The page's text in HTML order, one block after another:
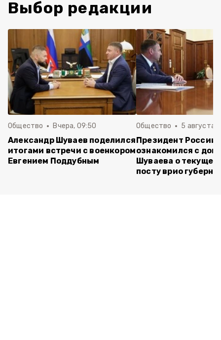
Выбор редакции
Общество Вчера, 09:50
Александр Шуваев поделился
итогами встречи с военкором
Евгением Поддубным
Общество 5 августа ,
Президент России
ознакомился с
Шуваева о текущей
посту врио